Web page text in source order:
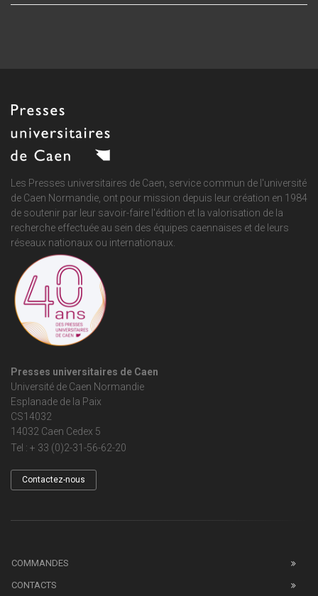
Les Presses universitaires de Caen, service commun de l'université
de Caen Normandie , ont pour mission depuis leur création en 1984
de soutenir par leur savoir-faire l'édition et la valorisation de la
recherche effectuée au sein des équipes caennaises et de leurs
réseaux nationaux ou internationaux.
Presses universitaires de Caen
Université de Caen Normandie
Esplanade de la Paix
CS14032
14032 Caen Cedex 5
Tel : + 33 (0)2-31-56-62-20
Contactez-nous
COMMANDES
CONTACTS